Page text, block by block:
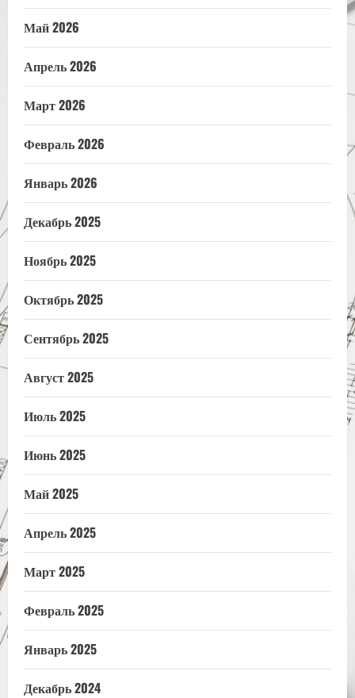
Май 2026
Апрель 2026
Март 2026
Февраль 2026
Январь 2026
Декабрь 2025
Ноябрь 2025
Октябрь 2025
Сентябрь 2025
Август 2025
Июль 2025
Июнь 2025
Май 2025
Апрель 2025
Март 2025
Февраль 2025
Январь 2025
Декабрь 2024